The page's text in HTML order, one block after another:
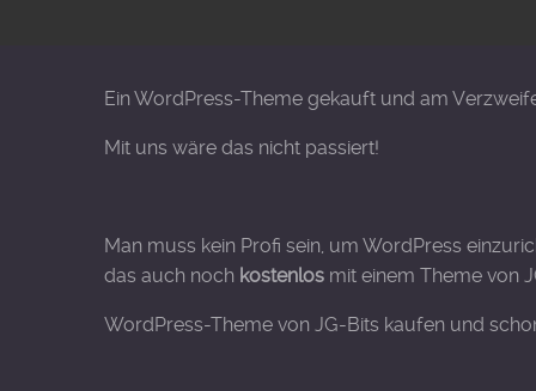
Ein WordPress-Theme gekauft und am
Mit uns wäre das nicht passiert!
Man muss kein Profi sein, um WordPress
das auch noch kostenlos mit einem Theme von
WordPress-Theme von JG-Bits kaufen und